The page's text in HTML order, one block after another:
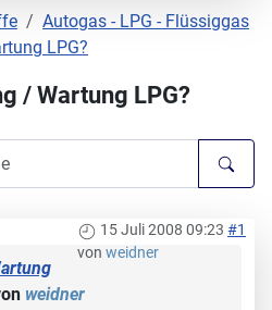
Autogas - LPG - Flüssiggas
LPG?
/ Wartung LPG?
15 Juli 2008 09:23 #1
von weidner
weidner